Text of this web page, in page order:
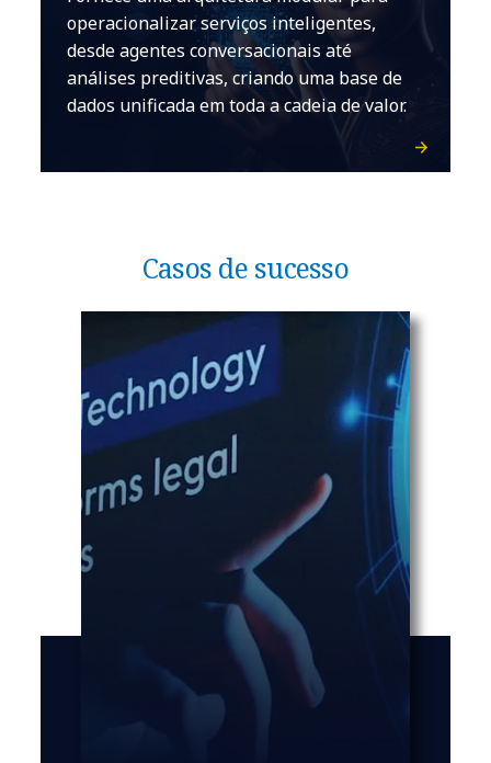
operacionalizar serviços inteligentes,
desde agentes conversacionais até
análises preditivas, criando uma base de
dados unificada em toda a cadeia de valor.
Casos de sucesso